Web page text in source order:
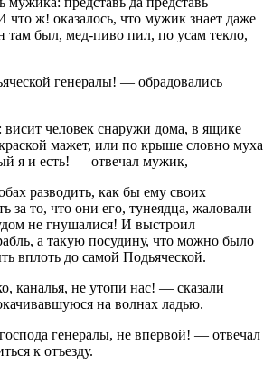
ж! оказалось, что мужик знает даже
там был, мед-пиво пил, по усам текло,
генералы! — обрадовались
человек снаружи дома, в ящике
мажет, или по крыше словно муха
я и есть! — отвечал мужик,
разводить, как бы ему своих
за то, что они его, тунеядца, жаловали
не гнушалися! И выстроил
а такую посудину, что можно было
вплоть до самой Подьяческой.
каналья, не утопи нас! — сказали
на волнах ладью.
генералы, не впервой! — отвечал
к отъезду.